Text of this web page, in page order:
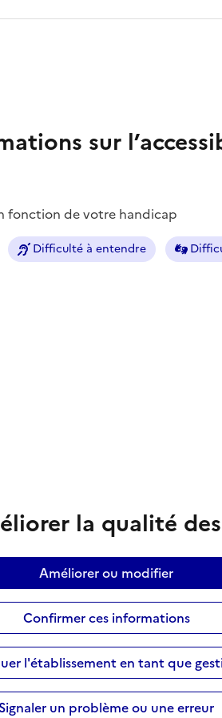
sur
fonction de votre handicap
Difficulté à entendre
la qualité
Améliorer ou modifier
Confirmer ces informations
l'établissement en tant que
Signaler un problème ou une erreur